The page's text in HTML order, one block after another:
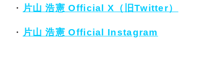
・ 片山 浩憲 Official X（旧Twitter）
・ 片山 浩憲 Official Instagram